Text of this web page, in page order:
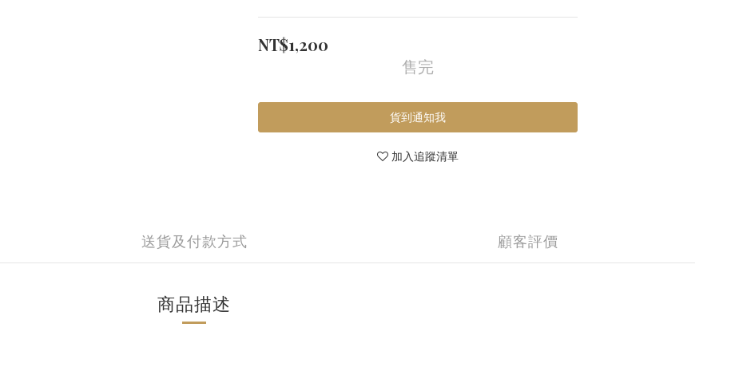
NT$1,200
售完
貨到通知我
加入追蹤清單
送貨及付款方式 顧客評價
商品描述